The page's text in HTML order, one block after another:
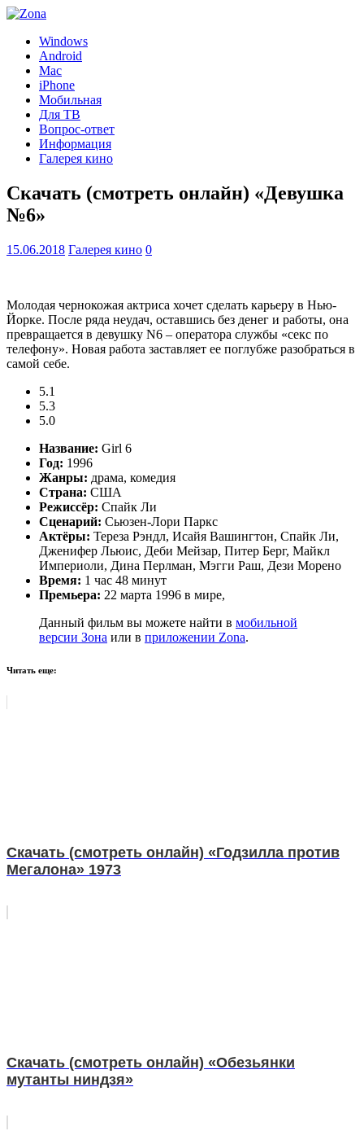
Windows
Android
Mac
iPhone
Мобильная
Для ТВ
Вопрос-ответ
Информация
Галерея кино
Скачать (смотреть онлайн) «Девушка
№6»
15.06.2018 Галерея кино 0
Молодая чернокожая актриса хочет сделать карьеру в Нью-
Йорке. После ряда неудач, оставшись без денег и работы, она
превращается в девушку N6 – оператора службы «секс по
телефону». Новая работа заставляет ее поглубже разобраться в
самой себе.
5.1
5.3
5.0
Название: Girl 6
Год: 1996
Жанры: драма, комедия
Страна: США
Режиссёр: Спайк Ли
Сценарий: Сьюзен-Лори Паркс
Актёры: Тереза Рэндл, Исайя Вашингтон, Спайк Ли,
Дженифер Льюис, Деби Мейзар, Питер Берг, Майкл
Империоли, Дина Перлман, Мэгги Раш, Дези Морено
Время: 1 час 48 минут
Премьера: 22 марта 1996 в мире,
Данный фильм вы можете найти в мобильной
версии Зона или в приложении Zona.
Читать еще:
Скачать (смотреть онлайн) «Годзилла против
Мегалона» 1973
Скачать (смотреть онлайн) «Обезьянки
мутанты ниндзя»